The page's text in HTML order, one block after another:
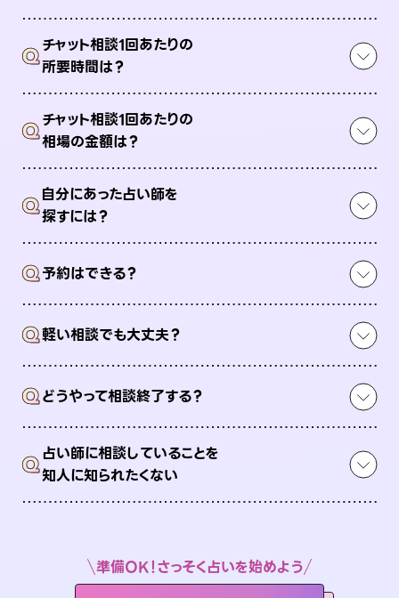
Qチャット相談1回あたりの
所要時間は？
Qチャット相談1回あたりの
相場の金額は？
Q自分にあった占い師を
探すには？
Q予約はできる？
Q軽い相談でも大丈夫？
Qどうやって相談終了する？
Q占い師に相談していることを
知人に知られたくない
準備OK！さっそく占いを始めよう